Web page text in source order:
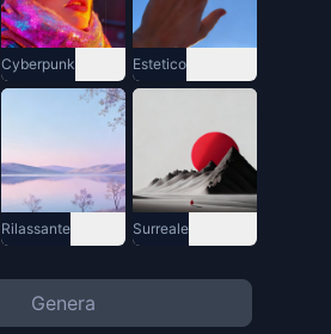
Cyberpunk Estetico
Rilassante Surreale
Genera